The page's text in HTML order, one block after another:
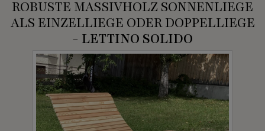
ROBUSTE MASSIVHOLZ SONNENLIEGE
ALS EINZELLIEGE ODER DOPPELLIEGE
- LETTINO SOLIDO